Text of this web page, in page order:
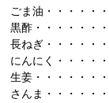
ごま油・・・・・
黒酢・・・・・・
長ねぎ・・・・・
にんにく・・・・
生姜・・・・・・
さんま・・・・・